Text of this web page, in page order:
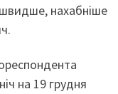
нахабніше
на 19 грудня